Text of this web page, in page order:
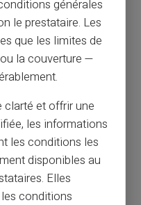
générales
le prestataire. Les
que les limites de
la couverture —
clarté et offrir une
les informations
les conditions les
disponibles au
Elles
conditions